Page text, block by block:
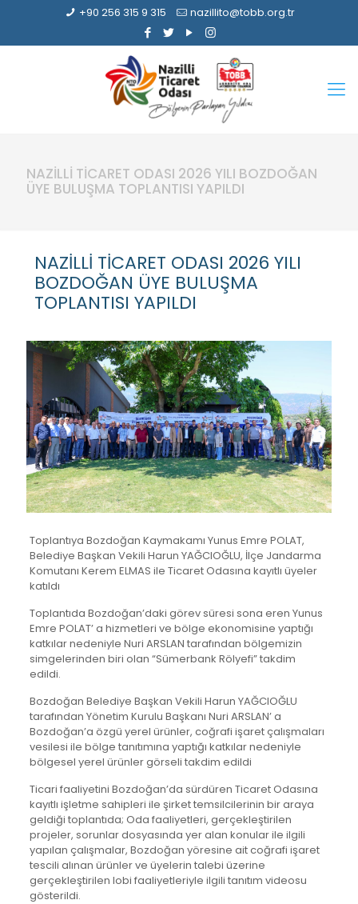
+90 256 315 9 315 nazillito@tobb.org.tr
NAZİLLİ TİCARET ODASI 2026 YILI BOZDOĞAN
ÜYE BULUŞMA TOPLANTISI YAPILDI
NAZİLLİ TİCARET ODASI 2026 YILI
BOZDOĞAN ÜYE BULUŞMA
TOPLANTISI YAPILDI
Toplantıya Bozdoğan Kaymakamı Yunus Emre POLAT,
Belediye Başkan Vekili Harun YAĞCIOĞLU, İlçe Jandarma
Komutanı Kerem ELMAS ile Ticaret Odasına kayıtlı üyeler
katıldı
Toplantıda Bozdoğan’daki görev süresi sona eren Yunus
Emre POLAT’ a hizmetleri ve bölge ekonomisine yaptığı
katkılar nedeniyle Nuri ARSLAN tarafından bölgemizin
simgelerinden biri olan “Sümerbank Rölyefi” takdim
edildi.
Bozdoğan Belediye Başkan Vekili Harun YAĞCIOĞLU
tarafından Yönetim Kurulu Başkanı Nuri ARSLAN’ a
Bozdoğan’a özgü yerel ürünler, coğrafi işaret çalışmaları
vesilesi ile bölge tanıtımına yaptığı katkılar nedeniyle
bölgesel yerel ürünler görseli takdim edildi
Ticari faaliyetini Bozdoğan’da sürdüren Ticaret Odasına
kayıtlı işletme sahipleri ile şirket temsilcilerinin bir araya
geldiği toplantıda; Oda faaliyetleri, gerçekleştirilen
projeler, sorunlar dosyasında yer alan konular ile ilgili
yapılan çalışmalar, Bozdoğan yöresine ait coğrafi işaret
tescili alınan ürünler ve üyelerin talebi üzerine
gerçekleştirilen lobi faaliyetleriyle ilgili tanıtım videosu
gösterildi.